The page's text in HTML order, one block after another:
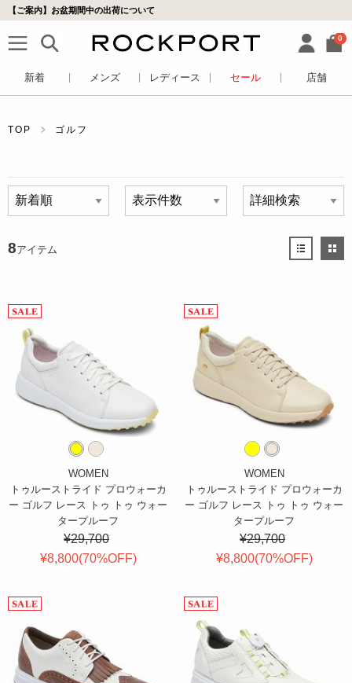
【ご案内】お盆期間中の出荷について
0
新着 メンズ レディース セール 店舗
TOP ゴルフ
8アイテム
WOMEN
トゥルーストライド プロウォーカ
ー ゴルフ レース トゥ トゥ ウォー
タープルーフ
¥29,700
¥8,800(70%OFF)
WOMEN
トゥルーストライド プロウォーカ
ー ゴルフ レース トゥ トゥ ウォー
タープルーフ
¥29,700
¥8,800(70%OFF)